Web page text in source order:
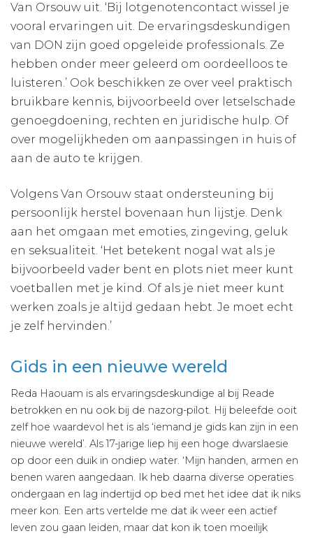
Van Orsouw uit. ‘Bij lotgenotencontact wissel je
vooral ervaringen uit. De ervaringsdeskundigen
van DON zijn goed opgeleide professionals. Ze
hebben onder meer geleerd om oordeelloos te
luisteren.’ Ook beschikken ze over veel praktisch
bruikbare kennis, bijvoorbeeld over letselschade
genoegdoening, rechten en juridische hulp. Of
over mogelijkheden om aanpassingen in huis of
aan de auto te krijgen.
Volgens Van Orsouw staat ondersteuning bij
persoonlijk herstel bovenaan hun lijstje. Denk
aan het omgaan met emoties, zingeving, geluk
en seksualiteit. ‘Het betekent nogal wat als je
bijvoorbeeld vader bent en plots niet meer kunt
voetballen met je kind. Of als je niet meer kunt
werken zoals je altijd gedaan hebt. Je moet echt
je zelf hervinden.’
Gids in een nieuwe wereld
Reda Haouam is als ervaringsdeskundige al bij Reade
betrokken en nu ook bij de nazorg-pilot. Hij beleefde ooit
zelf hoe waardevol het is als ‘iemand je gids kan zijn in een
nieuwe wereld’. Als 17-jarige liep hij een hoge dwarslaesie
op door een duik in ondiep water. ‘Mijn handen, armen en
benen waren aangedaan. Ik heb daarna diverse operaties
ondergaan en lag indertijd op bed met het idee dat ik niks
meer kon. Een arts vertelde me dat ik weer een actief
leven zou gaan leiden, maar dat kon ik toen moeilijk